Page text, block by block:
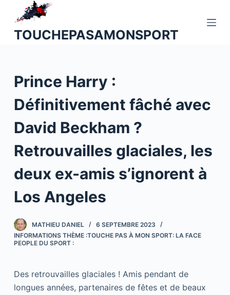
o
n
e
TOUCHEPASAMONSPORT
Prince Harry :
Définitivement fâché avec
David Beckham ?
Retrouvailles glaciales, les
deux ex-amis s’ignorent à
Los Angeles
MATHIEU DANIEL
6 SEPTEMBRE 2023
INFORMATIONS THÈME :TOUCHE PAS À MON SPORT: LA FACE
PEOPLE DU SPORT :
Des retrouvailles glaciales ! Amis pendant de
longues années, partenaires de fêtes et de beaux